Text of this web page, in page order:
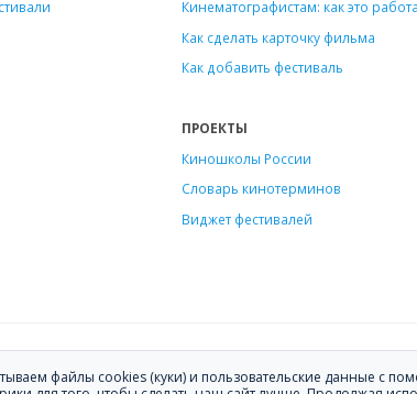
Кинематографистам: как это
Как сделать карточку фильма
Как добавить фестиваль
ПРОЕКТЫ
Киношколы России
Словарь кинотерминов
Виджет фестивалей
на кинофестивали.
.
файлы cookies (куки) и пользовательские данные с